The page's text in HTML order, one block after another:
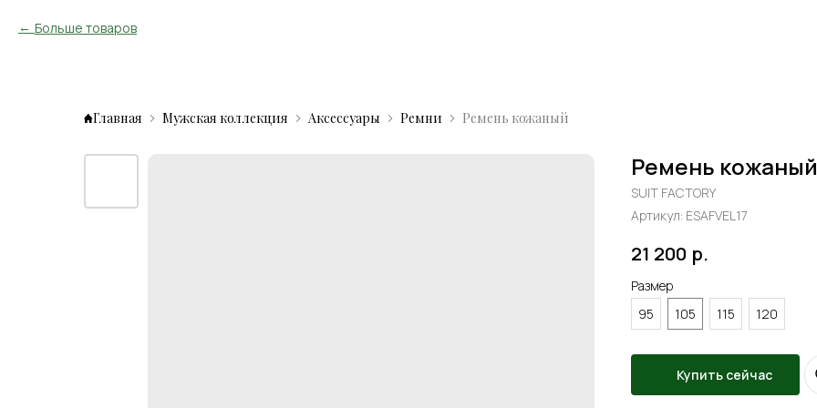
Больше товаров
Главная Мужская коллекция Аксессуары Ремни Ремень кожаный
Ремень кожаный
SUIT FACTORY
Артикул: ESAFVEL17
21 200 р.
Размер
95
105 115 120
Купить сейчас